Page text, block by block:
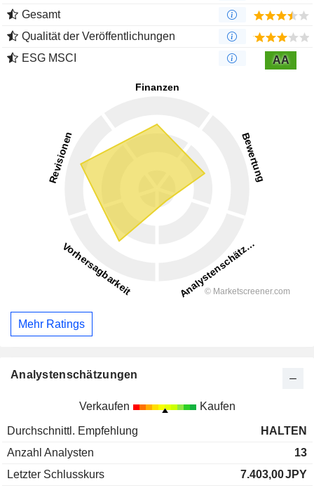
Gesamt
Qualität der Veröffentlichungen
ESG MSCI
AA
Mehr Ratings
Analystenschätzungen
Verkaufen Kaufen
Durchschnittl. Empfehlung
HALTEN
Anzahl Analysten
13
Letzter Schlusskurs
7.403,00JPY